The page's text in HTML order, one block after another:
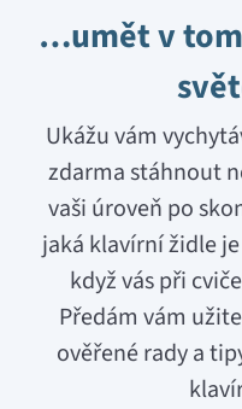
…umět v
Ukážu vám
zdarma stáhnout
vaši úroveň po
jaká klavírní židle
když vás při
Předám vám
ověřené rady a